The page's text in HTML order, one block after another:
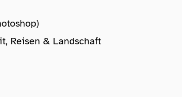
Reisen & Landschaft